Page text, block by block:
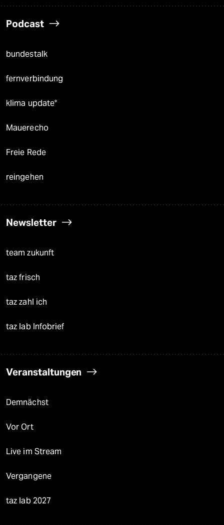
Podcast
bundestalk
fernverbindung
klima update°
Mauerecho
Freie Rede
reingehen
Newsletter
team zukunft
taz frisch
taz zahl ich
taz lab Infobrief
Veranstaltungen
Demnächst
Vor Ort
Live im Stream
Vergangene
taz lab 2027